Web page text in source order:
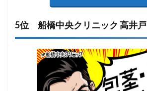
5位 船橋中央クリニック 高井戸